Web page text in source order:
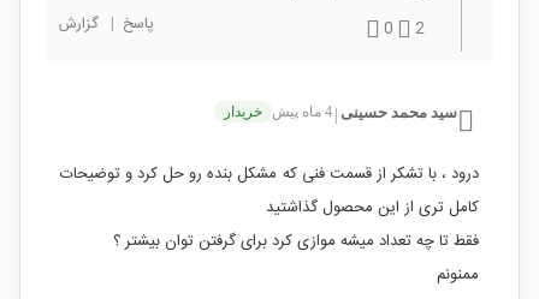
2
0 پاسخ | گزارش
سید محمد حسینی | 4 ماه پیش خریدار
درود ، با تشکر از قسمت فنی که مشکل بنده رو حل کرد و توضیحات
کامل تری از این محصول گذاشتید
فقط تا چه تعداد میشه موازی کرد برای گرفتن توان بیشتر ؟
ممنونم